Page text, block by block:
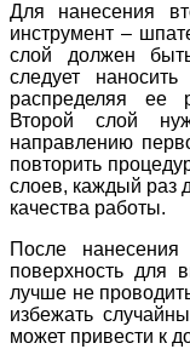
Для нанесения
инструмент –
слой должен
следует
распределяя ее
Второй слой
направлению
повторить
слоев, каждый раз
качества работы.
После нанесения
поверхность для
лучше не
избежать
может привести к